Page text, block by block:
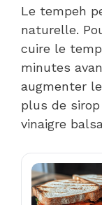
Le tempeh
naturelle.
cuire le
minutes
augmenter
plus de
vinaigre